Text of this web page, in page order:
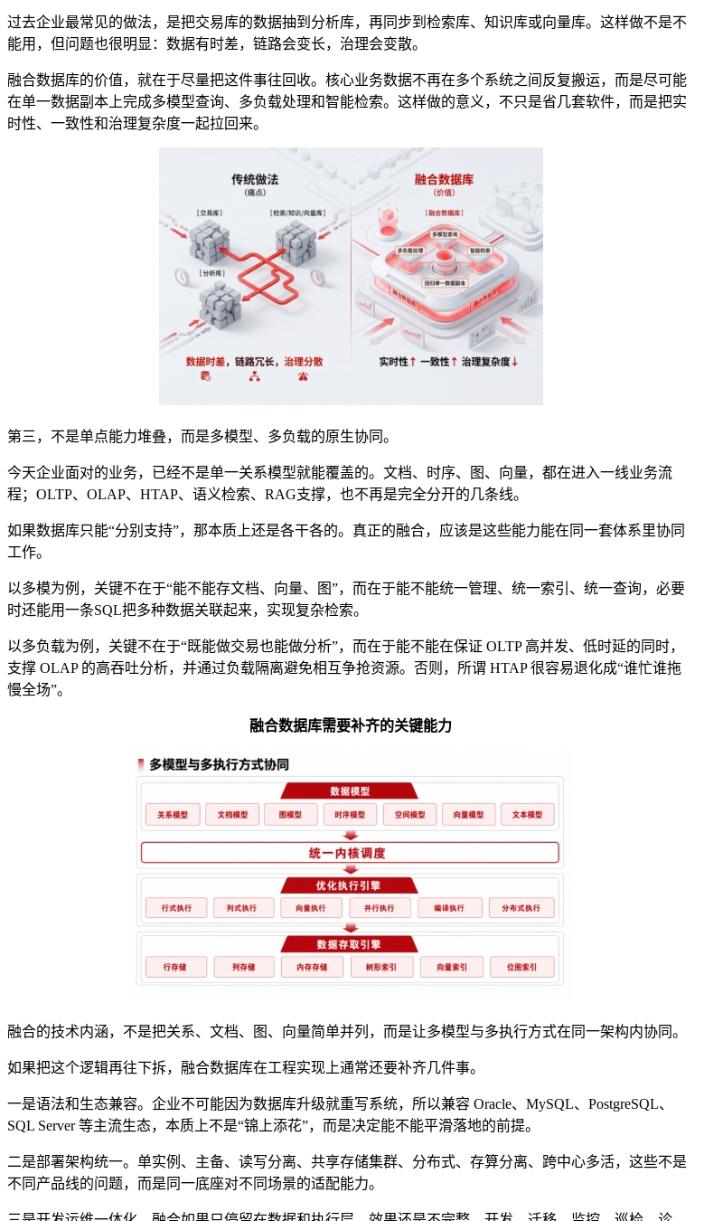
过去企业最常见的做法，是把交易库的数据抽到分析库，再同步到检索库、知识库或向量库。这样做不是不
能用，但问题也很明显：数据有时差，链路会变长，治理会变散。
融合数据库的价值，就在于尽量把这件事往回收。核心业务数据不再在多个系统之间反复搬运，而是尽可能
在单一数据副本上完成多模型查询、多负载处理和智能检索。这样做的意义，不只是省几套软件，而是把实
时性、一致性和治理复杂度一起拉回来。
第三，不是单点能力堆叠，而是多模型、多负载的原生协同。
今天企业面对的业务，已经不是单一关系模型就能覆盖的。文档、时序、图、向量，都在进入一线业务流
程；OLTP、OLAP、HTAP、语义检索、RAG支撑，也不再是完全分开的几条线。
如果数据库只能“分别支持”，那本质上还是各干各的。真正的融合，应该是这些能力能在同一套体系里协同
工作。
以多模为例，关键不在于“能不能存文档、向量、图”，而在于能不能统一管理、统一索引、统一查询，必要
时还能用一条SQL把多种数据关联起来，实现复杂检索。
以多负载为例，关键不在于“既能做交易也能做分析”，而在于能不能在保证 OLTP 高并发、低时延的同时，
支撑 OLAP 的高吞吐分析，并通过负载隔离避免相互争抢资源。否则，所谓 HTAP 很容易退化成“谁忙谁拖
慢全场”。
融合数据库需要补齐的关键能力
融合的技术内涵，不是把关系、文档、图、向量简单并列，而是让多模型与多执行方式在同一架构内协同。
如果把这个逻辑再往下拆，融合数据库在工程实现上通常还要补齐几件事。
一是语法和生态兼容。企业不可能因为数据库升级就重写系统，所以兼容 Oracle、MySQL、PostgreSQL、
SQL Server 等主流生态，本质上不是“锦上添花”，而是决定能不能平滑落地的前提。
二是部署架构统一。单实例、主备、读写分离、共享存储集群、分布式、存算分离、跨中心多活，这些不是
不同产品线的问题，而是同一底座对不同场景的适配能力。